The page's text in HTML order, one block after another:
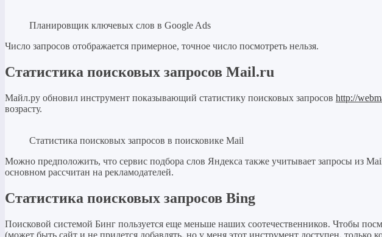
Планировщик ключевых слов в Google Ads
Число запросов отображается примерное, точное число посмотреть нельзя.
Статистика поисковых запросов Mail.ru
Майл.ру обновил инструмент показывающий статистику поисковых запросов http://
возрасту.
Статистика поисковых запросов в поисковике Mail
Можно предположить, что сервис подбора слов Яндекса также учитывает запросы из
основном рассчитан на рекламодателей.
Статистика поисковых запросов Bing
Поисковой системой Бинг пользуется еще меньше наших соотечественников. Чтобы
(может быть сайт и не придется добавлять, но у меня этот инструмент доступен, только